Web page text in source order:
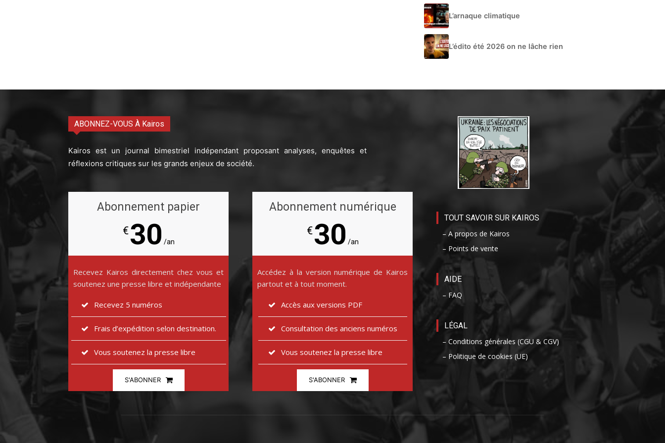
L’arnaque climatique
L’édito été 2026 on ne lâche rien
ABONNEZ-VOUS À Kairos
Kairos est un journal bimestriel indépendant proposant analyses, enquêtes et
réflexions critiques sur les grands enjeux de société.
Abonnement papier
€30 /an
Recevez Kairos directement chez vous et
soutenez une presse libre et indépendante
Recevez 5 numéros
Frais d’expédition selon destination.
Vous soutenez la presse libre
S'ABONNER
Abonnement numérique
€30 /an
Accédez à la version numérique de Kairos
partout et à tout moment.
Accès aux versions PDF
Consultation des anciens numéros
Vous soutenez la presse libre
S'ABONNER
TOUT SAVOIR SUR KAIROS
– A propos de Kairos
– Points de vente
AIDE
– FAQ
LÉGAL
– Conditions générales (CGU & CGV)
– Politique de cookies (UE)